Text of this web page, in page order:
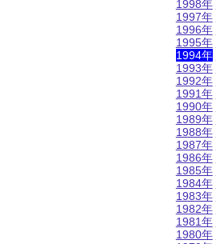
1998年
1997年
1996年
1995年
1994年
1993年
1992年
1991年
1990年
1989年
1988年
1987年
1986年
1985年
1984年
1983年
1982年
1981年
1980年